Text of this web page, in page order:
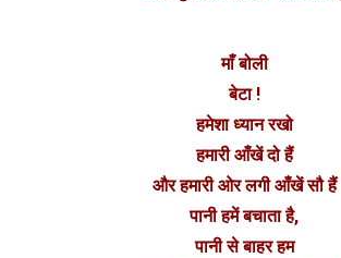
माँ बोली
बेटा !
हमेशा ध्यान रखो
हमारी आँखें दो हैं
और हमारी ओर लगी आँखें सौ हैं
पानी हमें बचाता है,
पानी से बाहर हम